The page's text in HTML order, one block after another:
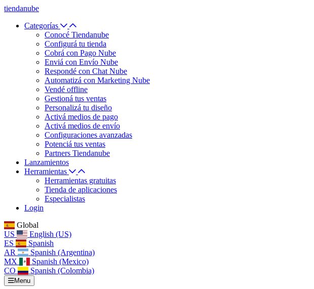
tiendanube
Categorías
Conocé Tiendanube
Configurá tu tienda
Cobrá con Pago Nube
Enviá con Envío Nube
Respondé con Chat Nube
Automatizá con Marketing Nube
Vendé offline
Gestioná tus ventas
Personalizá tu diseño
Activá medios de pago
Activá medios de envío
Configuraciones avanzadas
Potenciá tus ventas
Partners Tiendanube
Lanzamientos
Herramientas
Herramientas gratuitas
Tienda de aplicaciones
Especialistas
Login
Global
US
English (US)
ES
Spanish
AR
Spanish (Argentina)
MX
Spanish (Mexico)
CO
Spanish (Colombia)
Menu